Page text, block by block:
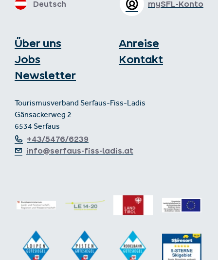
Über uns
Jobs
Newsletter
Anreise
Kontakt
Tourismusverband Serfaus-Fiss-Ladis
Gänsackerweg 2
6534 Serfaus
+43/5476/6239
info@serfaus-fiss-ladis.at
mySFL-Konto
Deutsch